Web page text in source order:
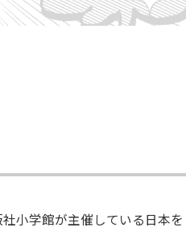
小学館が主催している日本を